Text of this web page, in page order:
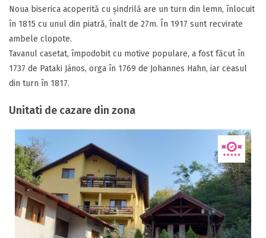
Noua biserica acoperită cu şindrilă are un turn din lemn, înlocuit
în 1815 cu unul din piatră, înalt de 27m. În 1917 sunt recvirate
ambele clopote.
Tavanul casetat, împodobit cu motive populare, a fost făcut în
1737 de Pataki János, orga în 1769 de Johannes Hahn, iar ceasul
din turn în 1817.
Unitati de cazare din zona